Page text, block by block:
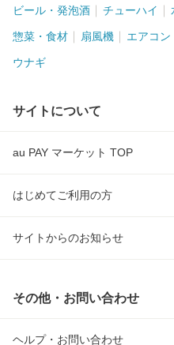
ビール・発泡酒 チューハイ
惣菜・食材 扇風機 エアコン
ウナギ
サイトについて
au PAY マーケット TOP
はじめてご利用の方
サイトからのお知らせ
その他・お問い合わせ
ヘルプ・お問い合わせ